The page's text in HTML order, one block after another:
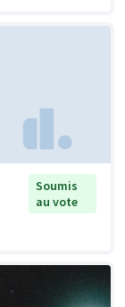
Soumis
au vote